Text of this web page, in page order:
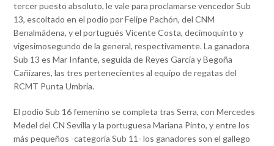
tercer puesto absoluto, le vale para proclamarse vencedor Sub
13, escoltado en el podio por Felipe Pachón, del CNM
Benalmádena, y el portugués Vicente Costa, decimoquinto y
vigesimosegundo de la general, respectivamente. La ganadora
Sub 13 es Mar Infante, seguida de Reyes García y Begoña
Cañizares, las tres pertenecientes al equipo de regatas del
RCMT Punta Umbría.
El podio Sub 16 femenino se completa tras Serra, con Mercedes
Medel del CN Sevilla y la portuguesa Mariana Pinto, y entre los
más pequeños -categoría Sub 11- los ganadores son el gallego